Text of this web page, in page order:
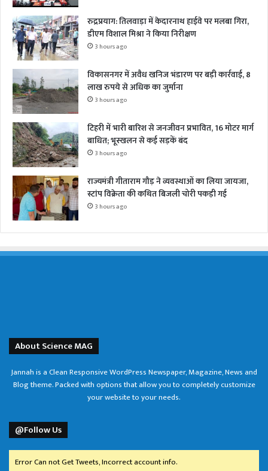
रुद्रप्रयाग: तिलवाड़ा में केदारनाथ हाईवे पर मलबा गिरा,
डीएम विशाल मिश्रा ने किया निरीक्षण
3 hours ago
विकासनगर में अवैध खनिज भंडारण पर बड़ी कार्रवाई, 8
लाख रुपये से अधिक का जुर्माना
3 hours ago
टिहरी में भारी बारिश से जनजीवन प्रभावित, 16 मोटर मार्ग
बाधित; भूस्खलन से कई सड़कें बंद
3 hours ago
राज्यमंत्री गीताराम गौड़ ने व्यवस्थाओं का लिया जायजा,
स्टांप विक्रेता की कथित बिजली चोरी पकड़ी गई
3 hours ago
About Science MAG
Jannah is a Clean Responsive WordPress Newspaper, Magazine, News and
Blog theme. Packed with options that allow you to completely customize
your website to your needs.
@Follow Us
Error Can not Get Tweets, Incorrect account info.